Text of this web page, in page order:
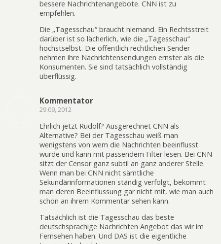
bessere Nachrichtenangebote. CNN ist zu
empfehlen.
Die „Tagesschau“ braucht niemand. Ein Rechtsstreit
darüber ist so lächerlich, wie die „Tagesschau“
höchstselbst. Die öffentlich rechtlichen Sender
nehmen ihre Nachrichtensendungen ernster als die
Konsumenten. Sie sind tatsächlich vollständig
überflüssig.
Kommentator
29.09, 2012
Ehrlich jetzt Rudolf? Ausgerechnet CNN als
Alternative? Bei der Tagesschau weiß man
wenigstens von wem die Nachrichten beeinflusst
wurde und kann mit passendem Filter lesen. Bei CNN
sitzt der Censor ganz subtil an ganz anderer Stelle.
Wenn man bei CNN nicht sämtliche
Sekundärinformationen ständig verfolgt, bekommt
man deren Beeinflussung gar nicht mit, wie man auch
schön an ihrem Kommentar sehen kann.
Tatsächlich ist die Tagesschau das beste
deutschsprachige Nachrichten Angebot das wir im
Fernsehen haben. Und DAS ist die eigentliche